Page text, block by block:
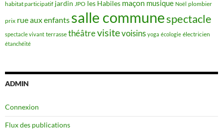
habitat participatif jardin JPO les Habiles maçon musique Noël plombier
prix rue aux enfants salle communespectacle
spectacle vivant terrasse théâtrevisitevoisins yoga écologie électricien
étanchéité
ADMIN
Connexion
Flux des publications